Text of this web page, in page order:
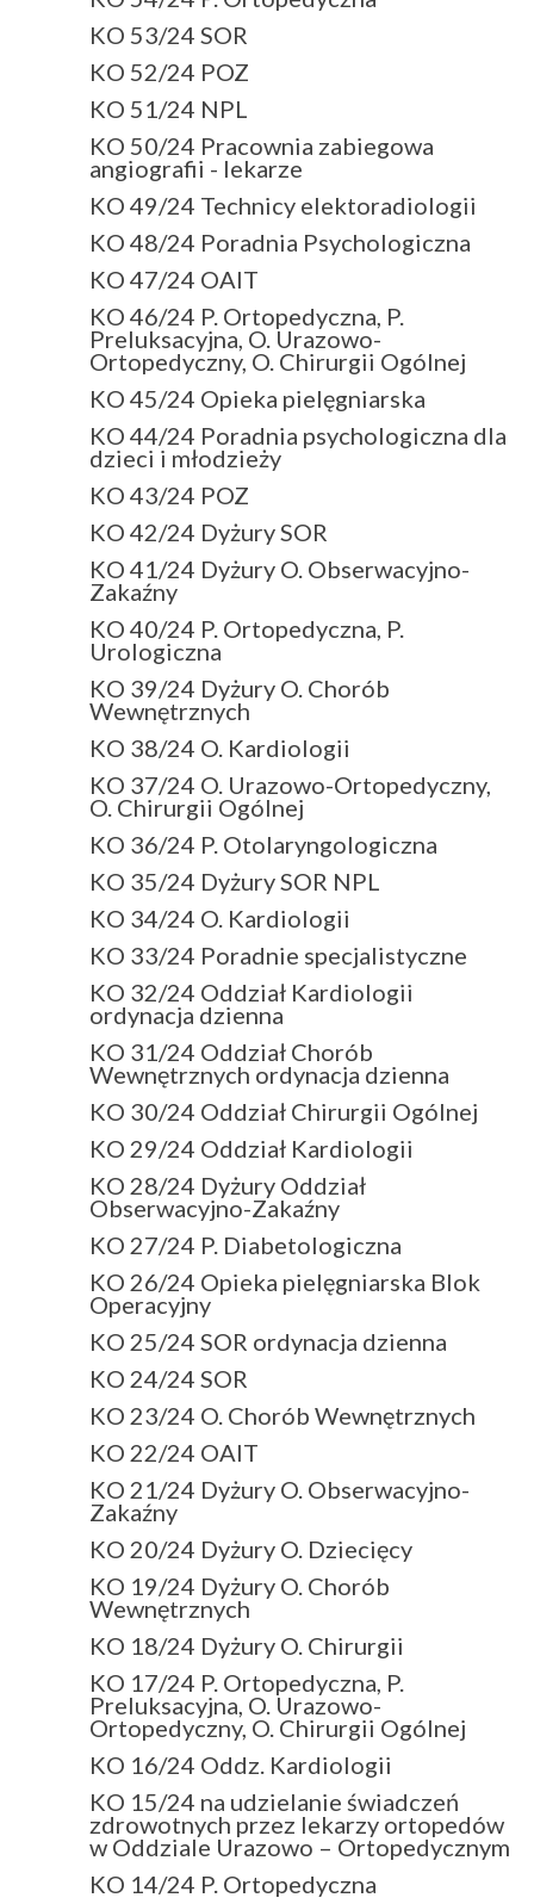
KO 53/24 SOR
KO 52/24 POZ
KO 51/24 NPL
KO 50/24 Pracownia zabiegowa
angiografii - lekarze
KO 49/24 Technicy elektoradiologii
KO 48/24 Poradnia Psychologiczna
KO 47/24 OAIT
KO 46/24 P. Ortopedyczna, P.
Preluksacyjna, O. Urazowo-
Ortopedyczny, O. Chirurgii Ogólnej
KO 45/24 Opieka pielęgniarska
KO 44/24 Poradnia psychologiczna dla
dzieci i młodzieży
KO 43/24 POZ
KO 42/24 Dyżury SOR
KO 41/24 Dyżury O. Obserwacyjno-
Zakaźny
KO 40/24 P. Ortopedyczna, P.
Urologiczna
KO 39/24 Dyżury O. Chorób
Wewnętrznych
KO 38/24 O. Kardiologii
KO 37/24 O. Urazowo-Ortopedyczny,
O. Chirurgii Ogólnej
KO 36/24 P. Otolaryngologiczna
KO 35/24 Dyżury SOR NPL
KO 34/24 O. Kardiologii
KO 33/24 Poradnie specjalistyczne
KO 32/24 Oddział Kardiologii
ordynacja dzienna
KO 31/24 Oddział Chorób
Wewnętrznych ordynacja dzienna
KO 30/24 Oddział Chirurgii Ogólnej
KO 29/24 Oddział Kardiologii
KO 28/24 Dyżury Oddział
Obserwacyjno-Zakaźny
KO 27/24 P. Diabetologiczna
KO 26/24 Opieka pielęgniarska Blok
Operacyjny
KO 25/24 SOR ordynacja dzienna
KO 24/24 SOR
KO 23/24 O. Chorób Wewnętrznych
KO 22/24 OAIT
KO 21/24 Dyżury O. Obserwacyjno-
Zakaźny
KO 20/24 Dyżury O. Dziecięcy
KO 19/24 Dyżury O. Chorób
Wewnętrznych
KO 18/24 Dyżury O. Chirurgii
KO 17/24 P. Ortopedyczna, P.
Preluksacyjna, O. Urazowo-
Ortopedyczny, O. Chirurgii Ogólnej
KO 16/24 Oddz. Kardiologii
KO 15/24 na udzielanie świadczeń
zdrowotnych przez lekarzy ortopedów
w Oddziale Urazowo – Ortopedycznym
KO 14/24 P. Ortopedyczna